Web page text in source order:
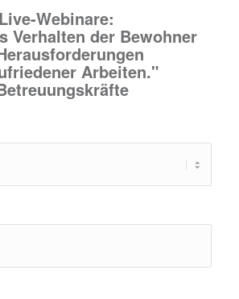
Webinare:
Verhalten der Bewohner
Arbeiten."